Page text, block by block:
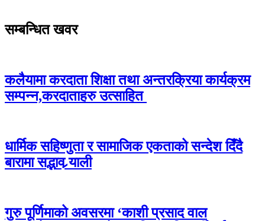
सम्बन्धित खवर
कलैयामा करदाता शिक्षा तथा अन्तरक्रिया कार्यक्रम
सम्पन्न,करदाताहरु उत्साहित
धार्मिक सहिष्णुता र सामाजिक एकताको सन्देश दिँदै
बारामा सद्भाव र्‍याली
गुरु पूर्णिमाको अवसरमा ‘काशी प्रसाद वाल